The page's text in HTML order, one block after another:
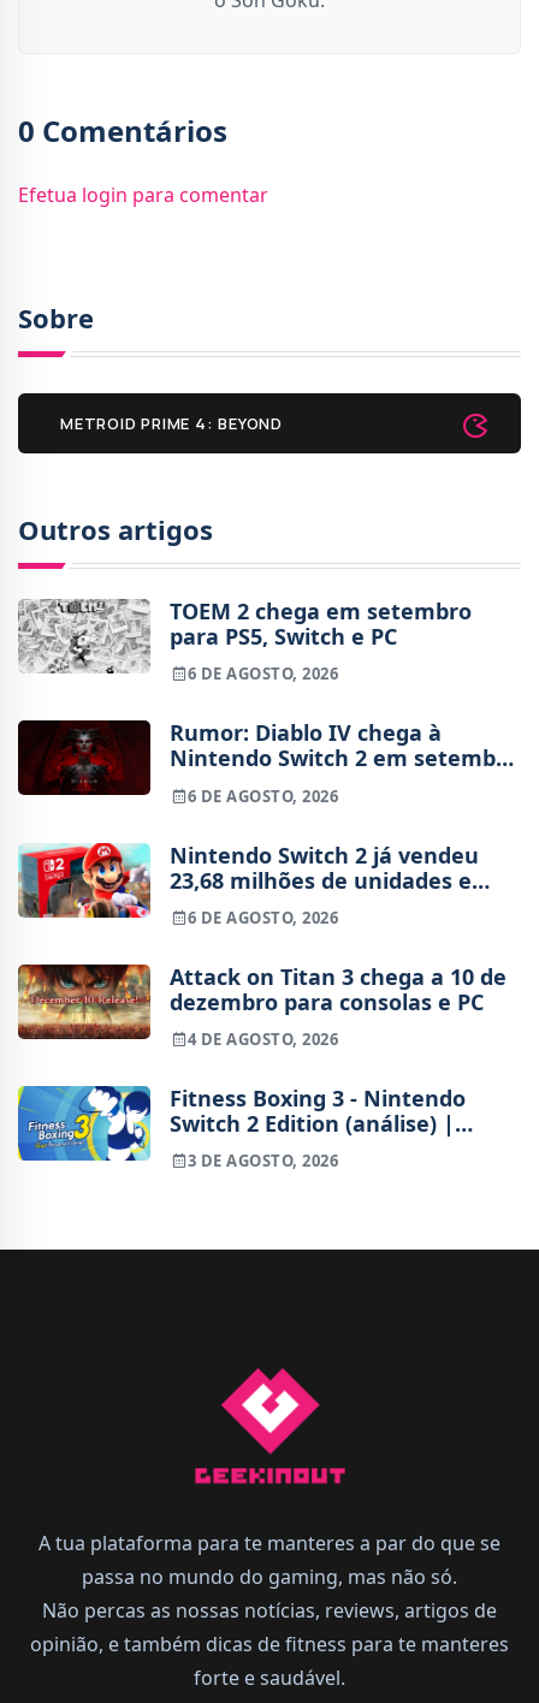
0 Comentários
Efetua login para comentar
Sobre
METROID PRIME 4: BEYOND
Outros artigos
TOEM 2 chega em setembro
para PS5, Switch e PC
6 DE AGOSTO, 2026
Rumor: Diablo IV chega à
Nintendo Switch 2 em setembro
e vai custar o preço de um jogo
novo
6 DE AGOSTO, 2026
Nintendo Switch 2 já vendeu
23,68 milhões de unidades e
está 4 milhões à frente da
Switch original no mesmo
6 DE AGOSTO, 2026
Attack on Titan 3 chega a 10 de
dezembro para consolas e PC
4 DE AGOSTO, 2026
Fitness Boxing 3 - Nintendo
Switch 2 Edition (análise) |
Treinos refinados, mas ainda
fora de ritmo
3 DE AGOSTO, 2026
A tua plataforma para te manteres a par do que se
passa no mundo do gaming, mas não só.
Não percas as nossas notícias, reviews, artigos de
opinião, e também dicas de fitness para te manteres
forte e saudável.